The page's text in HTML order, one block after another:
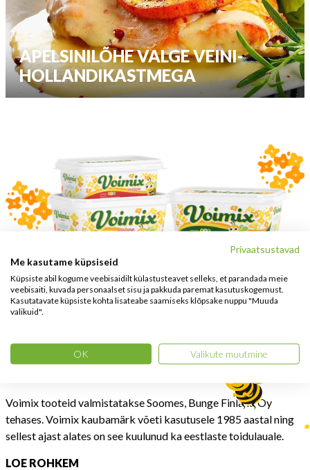
APELSINILÕHE VALGE VEINI-
HOLLANDIKASTMEGA
Voimix tooteid valmistatakse Soomes, Bunge Finland Oy
tehases. Voimix kaubamärk võeti kasutusele 1985 aastal ning
sellest ajast alates on see kuulunud ka eestlaste toidulauale.
LOE ROHKEM
Privaatsustavad
Me kasutame küpsiseid
Küpsiste abil kogume veebisaidilt külastusteavet selleks, et parandada meie
veebisaiti, kuvada personaalset sisu ja pakkuda paremat kasutuskogemust.
Kasutatavate küpsiste kohta lisateabe saamiseks klõpsake nuppu "Muuda
valikuid".
OK Valikute muutmine